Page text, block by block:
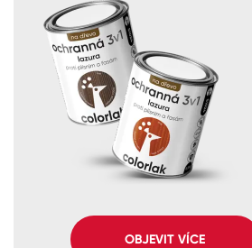
OBJEVIT VÍCE